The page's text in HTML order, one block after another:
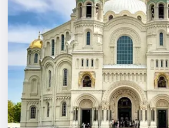
События
Города
Площадки
Артисты